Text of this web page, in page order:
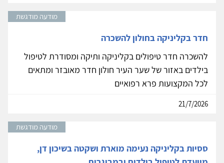
מודעה מודגשת
חדר בקליניקה בחולון להשכרה
להשכרה חדר טיפולים בקליניקה ותיקה ומסודרת לטיפול
בילדים באזור של שער העיר חולון חדר מאובזר ומתאים
לכל המקצועות פרא רפואיים
21/7/2026
מודעה מודגשת
ססיות בקליניקה נעימה מוארת ושקטה בשיכון דן,